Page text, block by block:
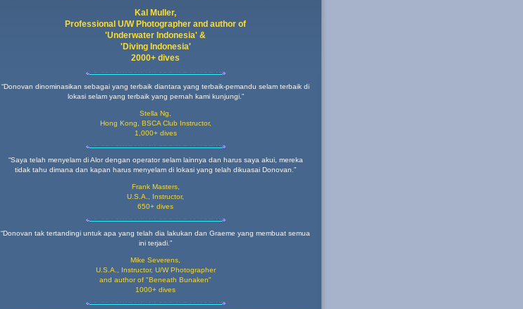
Kal Muller,
Professional U/W Photographer and author of
'Underwater Indonesia' &
'Diving Indonesia'
2000+ dives
“Donovan dinominasikan sebagai yang terbaik diantara yang terbaik-pemandu selam terbaik di
lokasi selam yang terbaik yang pernah kami kunjungi.”
Stella Ng,
Hong Kong, BSCA Club Instructor,
1,000+ dives
“Saya telah menyelam di Alor dengan operator selam lainnya dan harus saya akui, mereka
tidak tahu dimana dan kapan harus menyelam di lokasi yang telah dikuasai Donovan.”
Frank Masters,
U.S.A., Instructor,
650+ dives
“Donovan tak tertandingi untuk apa yang telah dia lakukan dan Graeme yang membuat semua
ini terjadi.”
Mike Severens,
U.S.A., Instructor, U/W Photographer
and author of "Beneath Bunaken"
1000+ dives